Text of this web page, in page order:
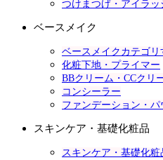
つけまつげ・アイラッ
ベースメイク
ベースメイクカテゴリ
化粧下地・プライマー
BBクリーム・CCクリ
コンシーラー
ファンデーション・パ
スキンケア・基礎化粧品
スキンケア・基礎化